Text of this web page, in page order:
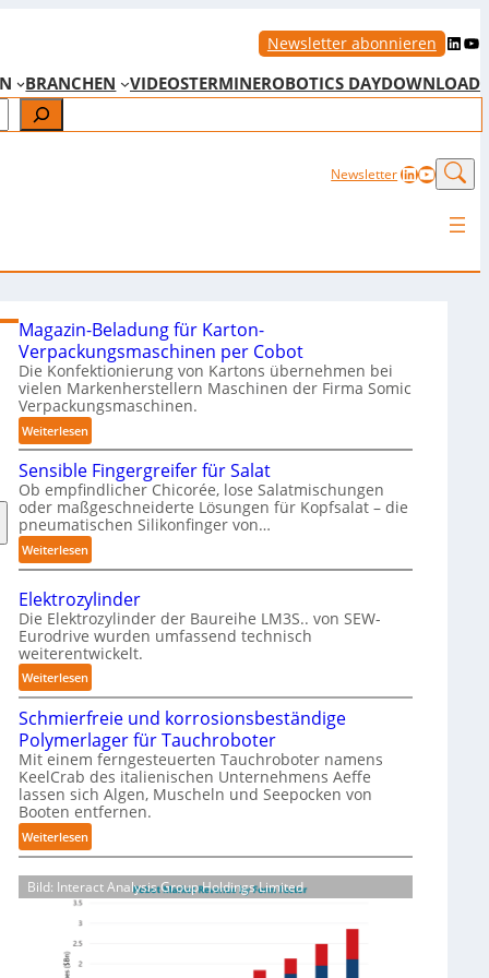
Newsletter abonnieren LinkedIn YouTube
BRANCHEN VIDEOSTERMINEROBOTICS DAYDOWNLOAD
NewsletterLinkedIn
Magazin-Beladung für Karton-
Verpackungsmaschinen per Cobot
Die Konfektionierung von Kartons übernehmen bei
vielen Markenherstellern Maschinen der Firma Somic
Verpackungsmaschinen.
Weiterlesen:
M
a
g
a
z
i
n
-
B
e
l
a
d
u
n
g
f
ü
r
K
r
Sensible Fingergreifer für Salat
Ob empfindlicher Chicorée, lose Salatmischungen
oder maßgeschneiderte Lösungen für Kopfsalat – die
pneumatischen Silikonfinger von…
Weiterlesen:
S
n
s
i
b
l
e
F
i
n
g
e
r
g
r
e
Elektrozylinder
Die Elektrozylinder der Baureihe LM3S.. von SEW-
Eurodrive wurden umfassend technisch
weiterentwickelt.
Weiterlesen:
E
l
e
k
t
r
o
z
y
l
Schmierfreie und korrosionsbeständige
Polymerlager für Tauchroboter
Mit einem ferngesteuerten Tauchroboter namens
KeelCrab des italienischen Unternehmens Aeffe
lassen sich Algen, Muscheln und Seepocken von
Booten entfernen.
Weiterlesen:
S
c
h
Bild: Interact Analysis Group Holdings Limited